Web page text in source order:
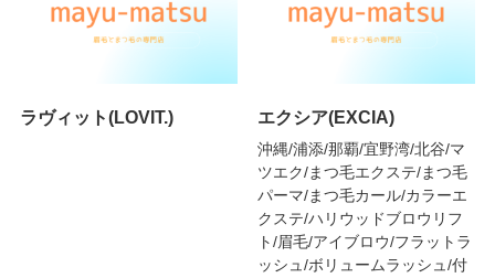
ラヴィット(LOVIT.) エクシア(EXCIA)
沖縄/浦添/那覇/宜野湾/北谷/マ
ツエク/まつ毛エクステ/まつ毛
パーマ/まつ毛カール/カラーエ
クステ/ハリウッドブロウリフ
ト/眉毛/アイブロウ/フラットラ
ッシュ/ボリュームラッシュ/付